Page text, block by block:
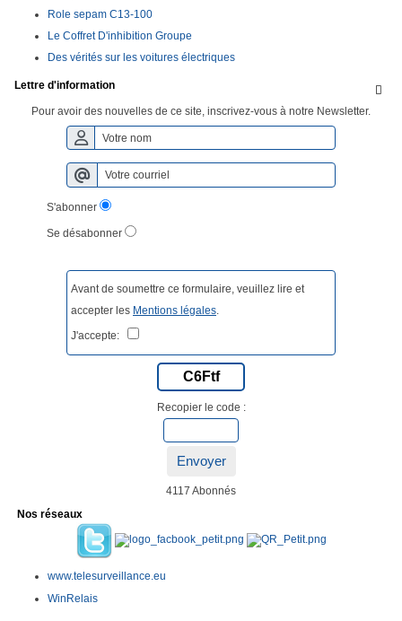
Role sepam C13-100
Le Coffret D'inhibition Groupe
Des vérités sur les voitures électriques

Lettre d'information
Pour avoir des nouvelles de ce site, inscrivez-vous à notre Newsletter.
S'abonner
Se désabonner
Avant de soumettre ce formulaire, veuillez lire et
accepter les Mentions légales.
J'accepte:
C6Ftf
Recopier le code :
Envoyer
4117 Abonnés
Nos réseaux
www.telesurveillance.eu
WinRelais